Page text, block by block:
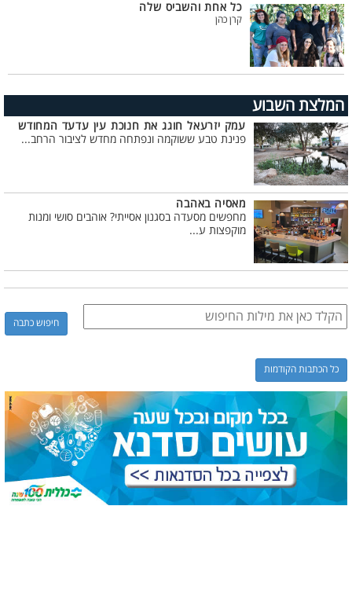
כל אחת והשביס שלה
קרן כהן
המלצת השבוע
עמק יזרעאל חוגג את חנוכת עין עדעד המחודש
פנינת טבע ששוקמה ונפתחה מחדש לציבור הרחב...
מאסיה באהבה
מחפשים מסעדה בסגנון אסייתי? אוהבים סושי ומנות
מוקפצות ע...
כל הכתבות הקודמות